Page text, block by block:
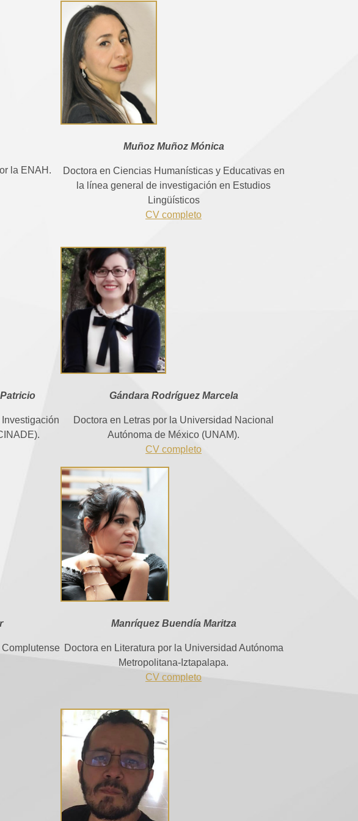
la ENAH.
Muñoz Muñoz Mónica
Doctora en Ciencias Humanísticas y Educativas en
la línea general de investigación en Estudios
Lingüísticos
CV completo
Gándara Rodríguez Marcela
Doctora en Letras por la Universidad Nacional
Autónoma de México (UNAM).
CV completo
Manríquez Buendía Maritza
Doctora en Literatura por la Universidad Autónoma
Metropolitana-Iztapalapa.
CV completo